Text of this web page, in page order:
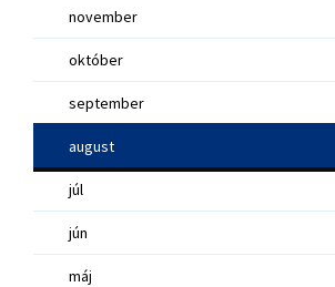
november
október
september
august
júl
jún
máj